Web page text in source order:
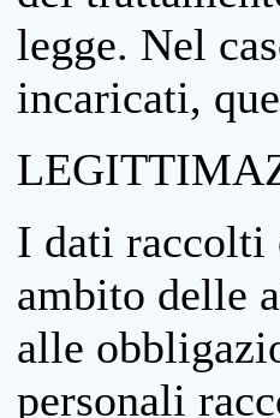
legge. Nel
incaricati,
I dati raccolti
ambito delle
alle
personali